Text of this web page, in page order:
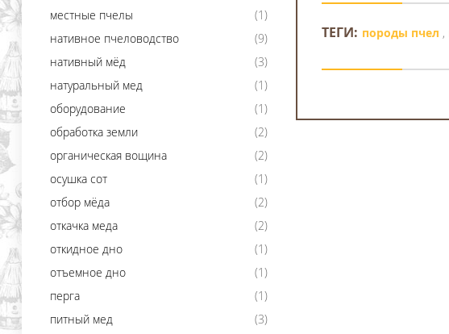
местные пчелы
(1)
нативное пчеловодство
(9)
нативный мёд
(3)
натуральный мед
(1)
оборудование
(1)
обработка земли
(2)
органическая вощина
(2)
осушка сот
(1)
отбор мёда
(2)
откачка меда
(2)
откидное дно
(1)
отъемное дно
(1)
перга
(1)
питный мед
(3)
ТEГИ: породы пчел ,